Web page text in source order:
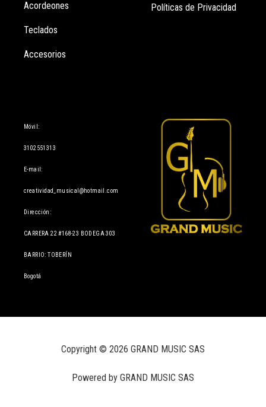
Acordeones
Teclados
Accesorios
Políticas de Privacidad
Móvil:
3102551313
E-mail:
creatividad_musical@hotmail.com
Dirección:
CARRERA 22 #168-23 BODEGA 303
BARRIO: TOBERÍN
Bogotá
Copyright © 2026 GRAND MUSIC SAS
Powered by GRAND MUSIC SAS